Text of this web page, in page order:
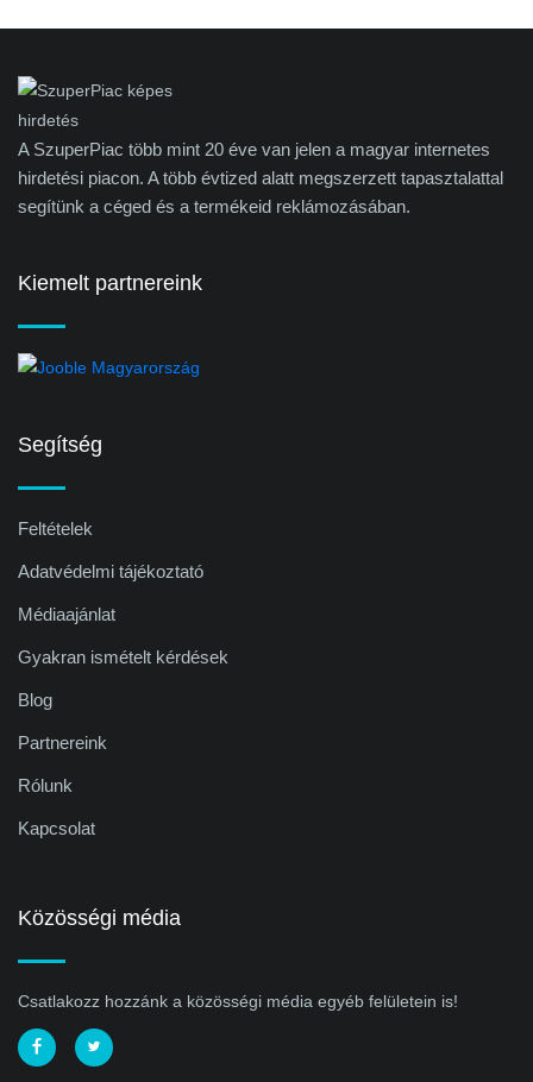
A SzuperPiac több mint 20 éve van jelen a magyar internetes
hirdetési piacon. A több évtized alatt megszerzett tapasztalattal
segítünk a céged és a termékeid reklámozásában.
Kiemelt partnereink
Segítség
Feltételek
Adatvédelmi tájékoztató
Médiaajánlat
Gyakran ismételt kérdések
Blog
Partnereink
Rólunk
Kapcsolat
Közösségi média
Csatlakozz hozzánk a közösségi média egyéb felületein is!